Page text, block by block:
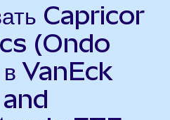
Capricor
(Ondo
VanEck